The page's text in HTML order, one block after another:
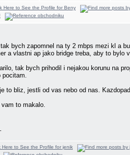
bych zapomnel na ty 2 mbps mezi kl a
a vlastni ap jako bridge treba, aby to bylo
tak bych prihodil i nejakou korunu na
pocitam.
to bliz, jestli od vas nebo od nas.
to makalo.